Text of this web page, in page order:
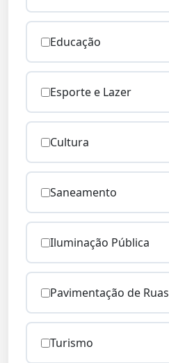
Educação
Esporte e Lazer
Cultura
Saneamento
Iluminação Pública
Pavimentação de Ruas
Turismo